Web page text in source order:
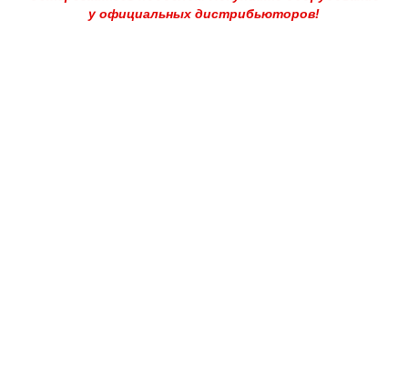
у официальных дистрибьюторов!